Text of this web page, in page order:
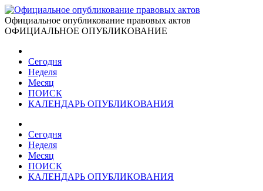
Официальное опубликование правовых актов
ОФИЦИАЛЬНОЕ ОПУБЛИКОВАНИЕ
Сегодня
Неделя
Месяц
ПОИСК
КАЛЕНДАРЬ ОПУБЛИКОВАНИЯ
Сегодня
Неделя
Месяц
ПОИСК
КАЛЕНДАРЬ ОПУБЛИКОВАНИЯ